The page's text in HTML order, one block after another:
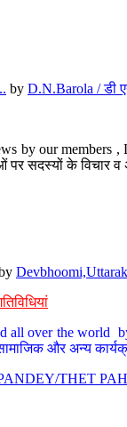
by D.N.Barola / डी
by our
पर सदस्यों के विचार
over the world
और अन्य
THET